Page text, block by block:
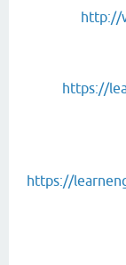
http://
https://
https://